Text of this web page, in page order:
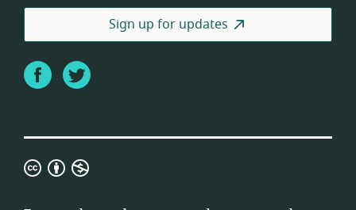
Sign up for updates
FacebookTwitter
Creative
Attribution